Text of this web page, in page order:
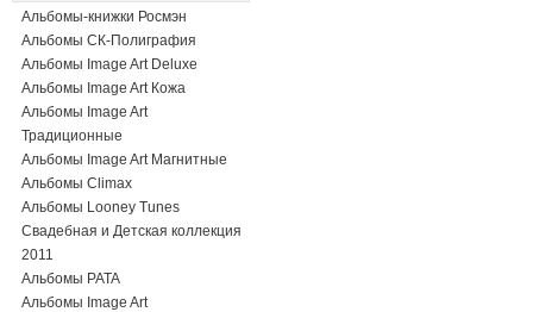
Альбомы-книжки Росмэн
Альбомы СК-Полиграфия
Альбомы Image Art Deluxe
Альбомы Image Art Кожа
Альбомы Image Art
Традиционные
Альбомы Image Art Магнитные
Альбомы Climax
Альбомы Looney Tunes
Свадебная и Детская коллекция
2011
Альбомы PATA
Альбомы Image Art